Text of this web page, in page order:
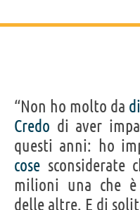
“Non ho molto da
Credo di aver
questi anni: ho
cose sconsiderate
milioni una che è
delle altre. E di